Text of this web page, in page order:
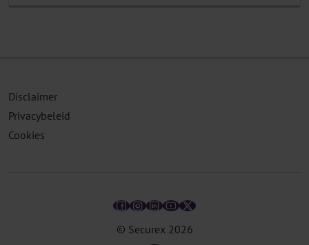
© Securex 2026
Disclaimer
Privacybeleid
Cookies